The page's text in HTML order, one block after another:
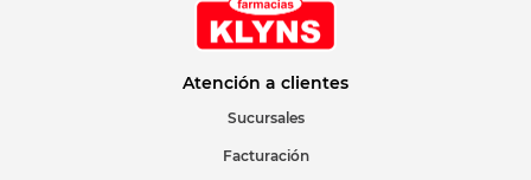
Atención a clientes
Sucursales
Facturación